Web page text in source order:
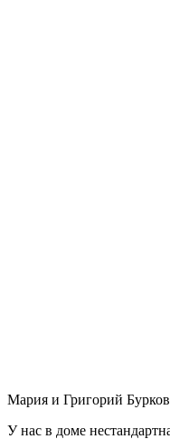
Мария и Григорий
У нас в доме